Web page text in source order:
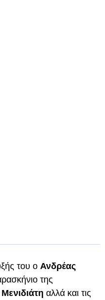
του ο Ανδρέας
της
αλλά και τις